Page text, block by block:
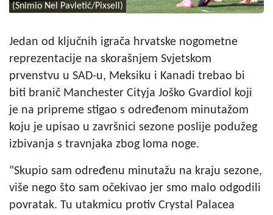
(Snimio Nel Pavletić/Pixsell)
Jedan od ključnih igrača hrvatske nogometne
reprezentacije na skorašnjem Svjetskom
prvenstvu u SAD-u, Meksiku i Kanadi trebao bi
biti branič Manchester Cityja Joško Gvardiol koji
je na pripreme stigao s određenom minutažom
koju je upisao u završnici sezone poslije podužeg
izbivanja s travnjaka zbog loma noge.
"Skupio sam određenu minutažu na kraju sezone,
više nego što sam očekivao jer smo malo odgodili
povratak. Tu utakmicu protiv Crystal Palacea